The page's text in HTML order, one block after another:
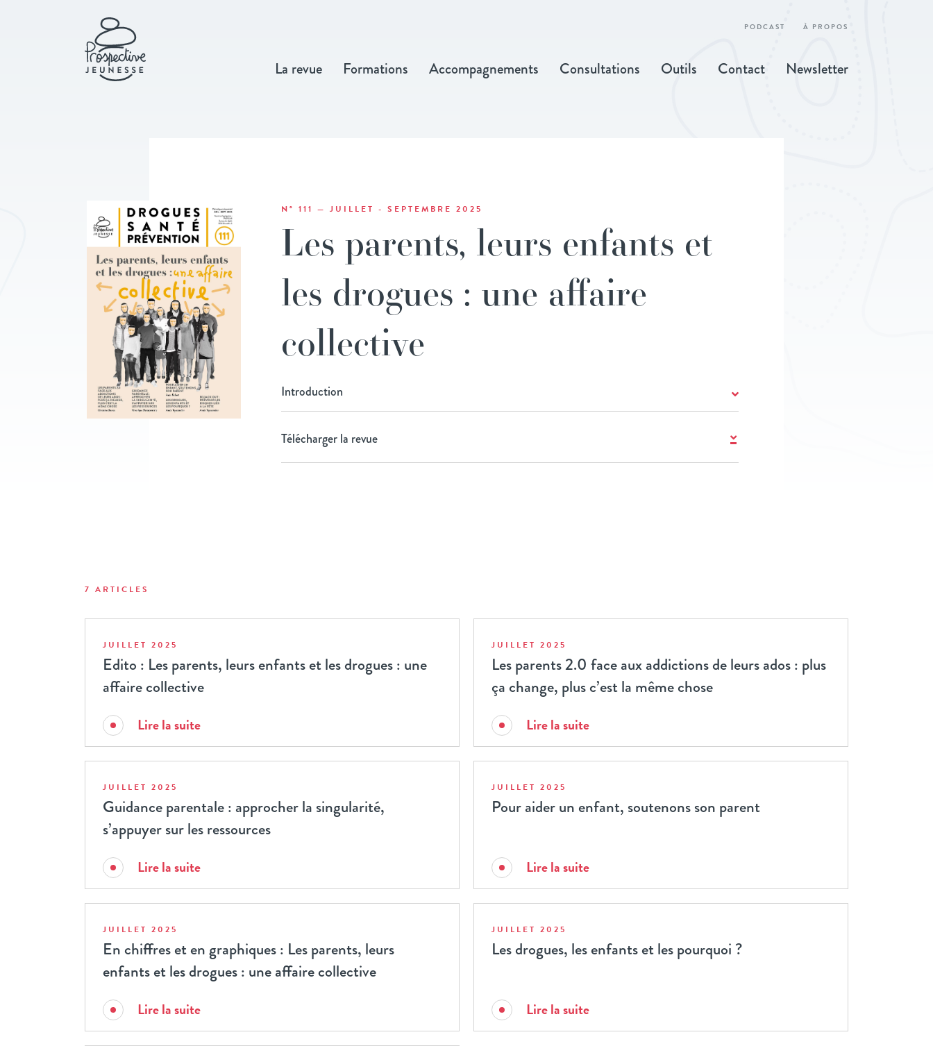
PODCAST À PROPOS
La revue Formations Accompagnements Consultations Outils Contact Newsletter
N° 111 — JUILLET - SEPTEMBRE 2025
Les parents, leurs enfants et
les drogues : une affaire
collective
Introduction
Télécharger la revue
7 ARTICLES
JUILLET 2025
Edito : Les parents, leurs enfants et les drogues : une
affaire collective
Lire la suite
JUILLET 2025
Les parents 2.0 face aux addictions de leurs ados : plus
ça change, plus c’est la même chose
Lire la suite
JUILLET 2025
Guidance parentale : approcher la singularité,
s’appuyer sur les ressources
Lire la suite
JUILLET 2025
Pour aider un enfant, soutenons son parent
Lire la suite
JUILLET 2025
En chiffres et en graphiques : Les parents, leurs
enfants et les drogues : une affaire collective
Lire la suite
JUILLET 2025
Les drogues, les enfants et les pourquoi ?
Lire la suite